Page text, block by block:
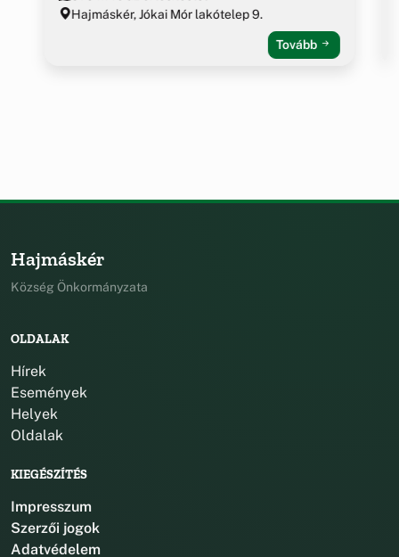
Hajmáskér, Jókai Mór lakótelep 9.
Tovább
Hajmáskér
Község Önkormányzata
OLDALAK
Hírek
Események
Helyek
Oldalak
KIEGÉSZÍTÉS
Impresszum
Szerzői jogok
Adatvédelem